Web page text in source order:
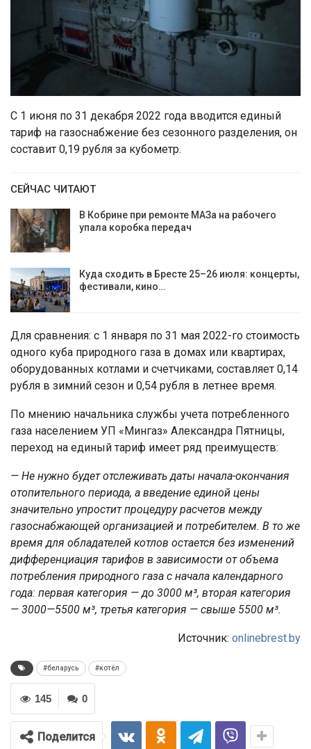
С 1 июня по 31 декабря 2022 года вводится единый
тариф на газоснабжение без сезонного разделения, он
составит 0,19 рубля за кубометр.
СЕЙЧАС ЧИТАЮТ
В Кобрине при ремонте МАЗа на рабочего
упала коробка передач
Куда сходить в Бресте 25–26 июля: концерты,
фестивали, кино…
Для сравнения: с 1 января по 31 мая 2022-го стоимость
одного куба природного газа в домах или квартирах,
оборудованных котлами и счетчиками, составляет 0,14
рубля в зимний сезон и 0,54 рубля в летнее время.
По мнению начальника службы учета потребленного
газа населением УП «Мингаз» Александра Пятницы,
переход на единый тариф имеет ряд преимуществ:
— Не нужно будет отслеживать даты начала-окончания
отопительного периода, а введение единой цены
значительно упростит процедуру расчетов между
газоснабжающей организацией и потребителем. В то же
время для обладателей котлов остается без изменений
дифференциация тарифов в зависимости от объема
потребления природного газа с начала календарного
года: первая категория — до 3000 м³, вторая категория
— 3000—5500 м³, третья категория — свыше 5500 м³.
Источник: onlinebrest.by
#беларусь #котёл
0
145
Поделится